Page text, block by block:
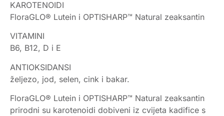
KAROTENOIDI
FloraGLO® Lutein i OPTISHARP™ Natural zeaksantin
VITAMINI
B6, B12, D i E
ANTIOKSIDANSI
željezo, jod, selen, cink i bakar.
FloraGLO® Lutein i OPTISHARP™ Natural zeaksantin
prirodni su karotenoidi dobiveni iz cvijeta kadifice s